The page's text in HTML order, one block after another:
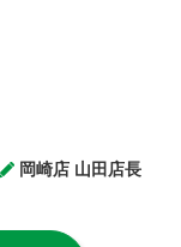
岡崎店 山田店長